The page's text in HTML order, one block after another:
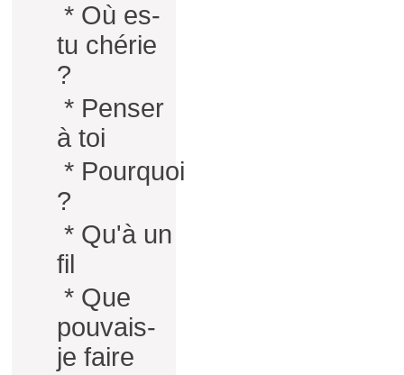
* Où es-
tu chérie
?
* Penser
à toi
* Pourquoi
?
* Qu'à un
fil
* Que
pouvais-
je faire